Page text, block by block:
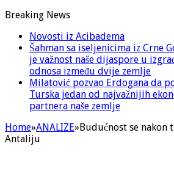
Breaking News
Novosti iz Acibadema
Šahman sa iseljenicima iz Crne
je važnost naše dijaspore u
odnosa između dvije zemlje
Milatović pozvao Erdogana da
Turska jedan od najvažnijih
partnera naše zemlje
Home»ANALIZE»Budućnost se nakon
Antaliju